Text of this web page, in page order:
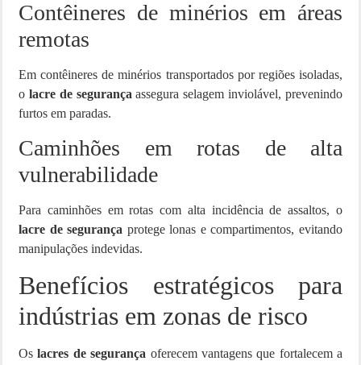
Contêineres de minérios em áreas
remotas
Em contêineres de minérios transportados por regiões isoladas,
o lacre de segurança assegura selagem inviolável, prevenindo
furtos em paradas.
Caminhões em rotas de alta
vulnerabilidade
Para caminhões em rotas com alta incidência de assaltos, o
lacre de segurança protege lonas e compartimentos, evitando
manipulações indevidas.
Benefícios estratégicos para
indústrias em zonas de risco
Oslacres de segurança oferecem vantagens que fortalecem a